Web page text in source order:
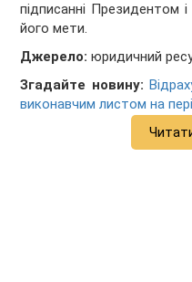
підписанні Президентом
його мети.
​​Джерело: юридичний
Згадайте новину:
виконавчим листом на